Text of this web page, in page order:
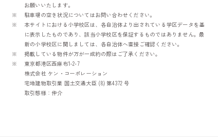
お願いいたします。
駐車場の空き状況についてはお問い合わせください。
本サイトにおける小学校区は、各自治体より出されている学区データを基
に表示したものであり、該当小学校区を保証するものではありません。最
新の小学校区に関しましては、各自治体へ直接ご確認ください。
掲載している物件が万が一成約の際はご了承ください。
東京都港区西麻布1-2-7
株式会社 ケン・コーポレーション
宅地建物取引業 国土交通大臣 (8) 第4372 号
取引態様：仲介